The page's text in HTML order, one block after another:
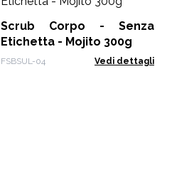
Scrub Corpo - Senza
Etichetta - Mojito 300g
FSBSUL-04 Vedi dettagli